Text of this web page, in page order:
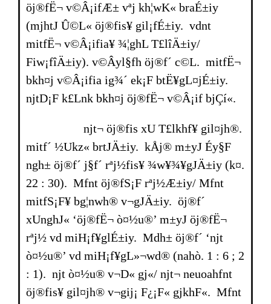
öj®fË¬ v©Â¡ifÆ± vªj kh¦wK« br­aÉ±iy
(mjhtJ Û©L« öj®fis¥ gil¡fÉ±iy. vdnt
mitfË¬ v©Â¡ifia¥ ¾¦ghL T£lîÄ±iy/
Fiw¡fîÄ±iy). v©Âyl§fh öj®f´ c©L. mitfË¬
bkh¤j v©Â¡ifia ig¾´ ek¡F btË¥gL¤jÉ±iy.
njtD¡F k£Lnk bkh¤j öj®fË¬ v©Â¡if bjÇí«.
njt¬ öj®fis xU T£lkhf¥ gil¤jh®.
mitf´ ½Ukz« br­tJÄ±iy. kÅj® m±yJ Éy§F
ngh± öj®f´ j§f´ rªj½fis¥ ¾w¥¾¥gJÄ±iy (k¤.
22 : 30). Mfnt öj®fS¡F rªj½Æ±iy/ Mfnt
mitfS¡F¥ bg¦nwh® v¬gJÄ±iy. öj®f´
xUnghJ« ‘öj®fË¬ ò¤½u®’ m±yJ öj®fË¬
rªj½ vd miH¡f¥glÉ±iy. Mdh± öj®f´ ‘njt
ò¤½u®’ vd miH¡f¥gL»¬wd® (nahò. 1 : 6 ; 2
: 1). njt ò¤½u® v¬D« gj«/ njt¬ neuoahfnt
öj®fis¥ gil¤jh® v¬gij¡ F¿¡F« gjkhF«. Mfnt